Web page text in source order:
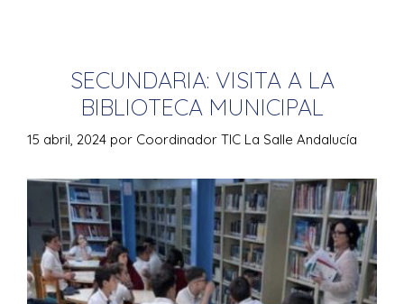
SECUNDARIA: VISITA A LA
BIBLIOTECA MUNICIPAL
15 abril, 2024 por Coordinador TIC La Salle Andalucía